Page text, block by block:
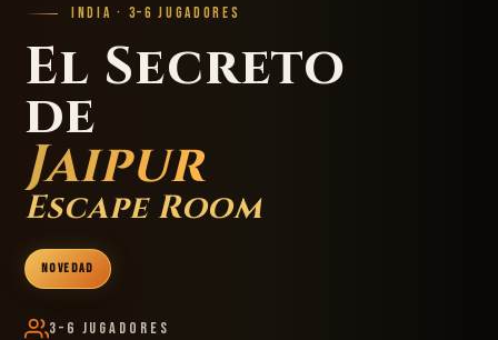
INDIA · 3–6 JUGADORES
El Secreto
de
Jaipur
Escape Room
NOVEDAD
3–6 Jugadores